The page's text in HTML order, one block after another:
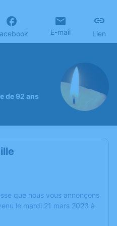
E-mail Lien
de 92 ans
que nous vous annonçons
le mardi 21 mars 2023 à